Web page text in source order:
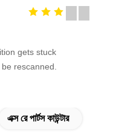
gets stuck
rescanned.
এক্স রে পার্টস কাউন্টার